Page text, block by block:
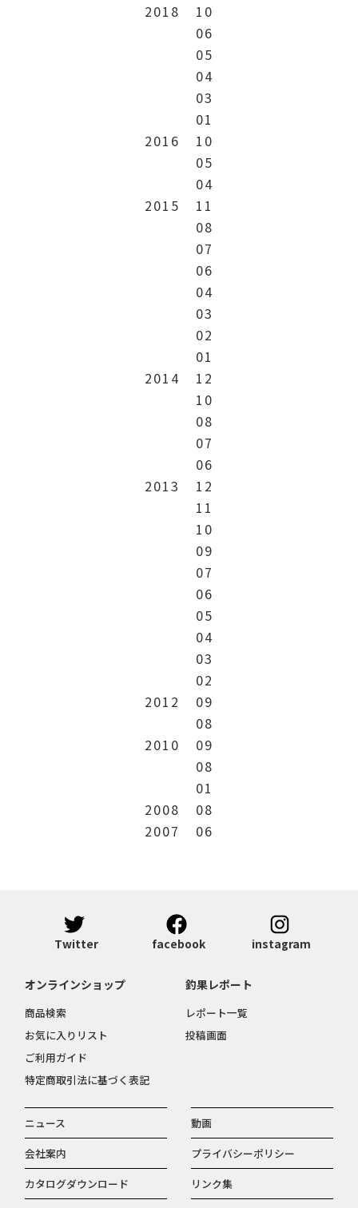
2018
10
06
05
04
03
01
2016
10
05
04
2015
11
08
07
06
04
03
02
01
2014
12
10
08
07
06
2013
12
11
10
09
07
06
05
04
03
02
2012
09
08
2010
09
08
01
2008
08
2007
06
Twitter facebook instagram
ニュース
動画
会社案内
プライバシーポリシー
カタログダウンロード
リンク集
オンラインショップ
商品検索
お気に入りリスト
ご利用ガイド
特定商取引法に基づく表記
釣果レポート
レポート一覧
投稿画面